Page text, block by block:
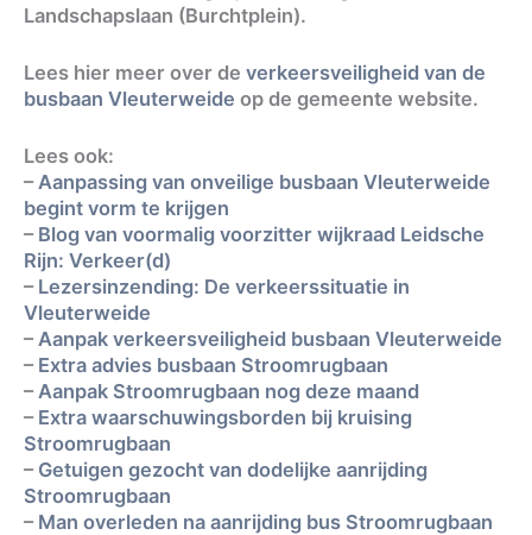
Landschapslaan (Burchtplein).
Lees hier meer over de verkeersveiligheid van de
busbaan Vleuterweide op de gemeente website.
Lees ook:
– Aanpassing van onveilige busbaan Vleuterweide
begint vorm te krijgen
– Blog van voormalig voorzitter wijkraad Leidsche
Rijn: Verkeer(d)
– Lezersinzending: De verkeerssituatie in
Vleuterweide
– Aanpak verkeersveiligheid busbaan Vleuterweide
– Extra advies busbaan Stroomrugbaan
– Aanpak Stroomrugbaan nog deze maand
– Extra waarschuwingsborden bij kruising
Stroomrugbaan
– Getuigen gezocht van dodelijke aanrijding
Stroomrugbaan
– Man overleden na aanrijding bus Stroomrugbaan